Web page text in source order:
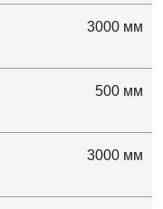
3000 мм
500 мм
3000 мм